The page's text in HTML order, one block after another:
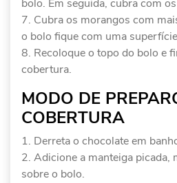
bolo. Em seguida, cubra com
Cubra os morangos com
o bolo fique com uma
Recoloque o topo do bolo e
cobertura.
MODO DE
COBERTURA
Derreta o chocolate em
Adicione a manteiga picada,
sobre o bolo.